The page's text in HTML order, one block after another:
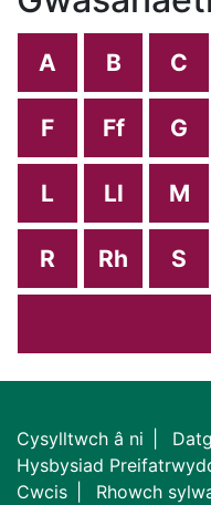
A B C
F Ff G
L Ll M
R Rh S
Cysylltwch â ni
Hysbysiad
Cwcis
Rhowch